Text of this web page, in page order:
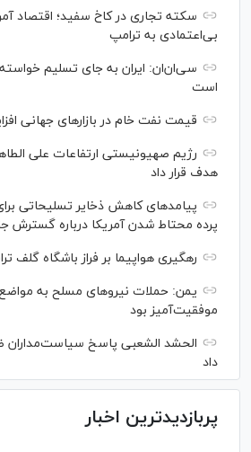
سکته تجاری در کاخ سفید؛ اقتصاد
بی‌اعتمادی به ترامپ
است
قیمت نفت خام در بازارهای جهانی
رژیم صهیونیستی ارتفاعات علی
هدف قرار داد
پیامدهای کاهش ذخایر تسلیحاتی
پرده محتاط شدن آمریکا درباره گسترش
رهگیری هواپیما بر فراز باشگاه گلف
یمن: حملات نیروهای مسلح به مواضع
موفقیت‌آمیز بود
الحشد الشعبی پاسخ سیاست‌مداران
داد
پربازدیدترین اخبار